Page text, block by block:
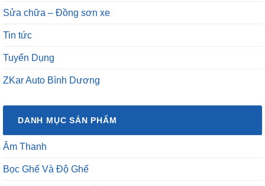
Sửa chữa – Đồng sơn xe
Tin tức
Tuyển Dụng
ZKar Auto Bình Dương
DANH MỤC SẢN PHẨM
Âm Thanh
Bọc Ghế Và Độ Ghế